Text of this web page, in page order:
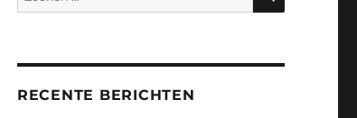
naar:
RECENTE BERICHTEN